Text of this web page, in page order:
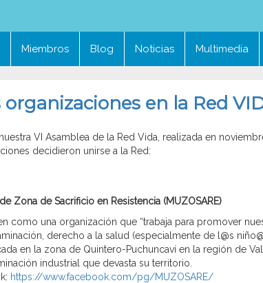
Miembros Blog Noticias Multimedia
organizaciones en la Red
VI Asamblea de la Red Vida, realizada en
decidieron unirse a la Red:
Zona de Sacrificio en Resistencia (MUZOSARE)
como una organización que “trabaja para promover
derecho a la salud (especialmente de l@s
en la zona de Quintero-Puchuncaví en la región de
industrial que devasta su territorio.
https://www.facebook.com/pg/MUZOSARE/